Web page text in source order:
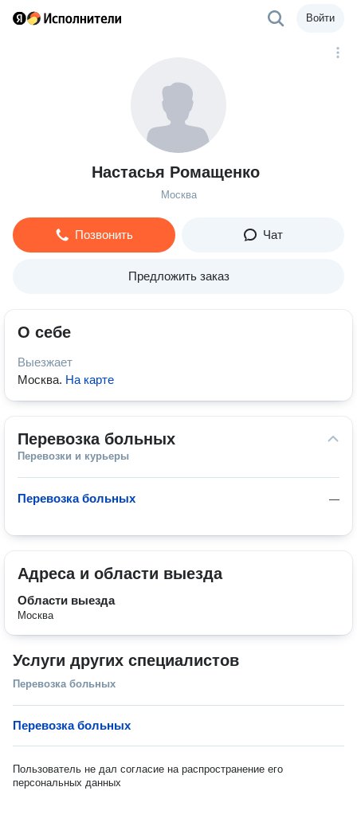
Войти
Настасья Ромащенко
Москва
Позвонить Чат
Предложить заказ
О себе
Выезжает
Москва. На карте
Перевозка больных
Перевозки и курьеры
—
Перевозка больных
Адреса и области выезда
Области выезда
Москва
Услуги других специалистов
Перевозка больных
Перевозка больных
Пользователь не дал согласие на распространение его
персональных данных